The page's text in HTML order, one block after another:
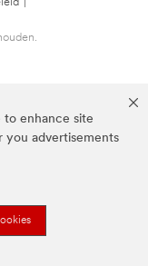
to enhance site
you advertisements
van 3M.